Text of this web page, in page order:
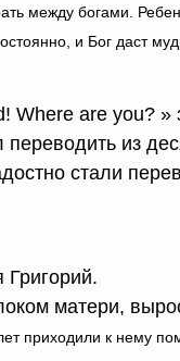
между богами.
и Бог даст
are you? »
из
стали
матери,
приходили к нему